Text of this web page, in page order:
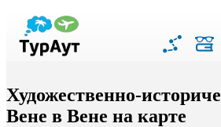
Художественно-
Вене в Вене на карте